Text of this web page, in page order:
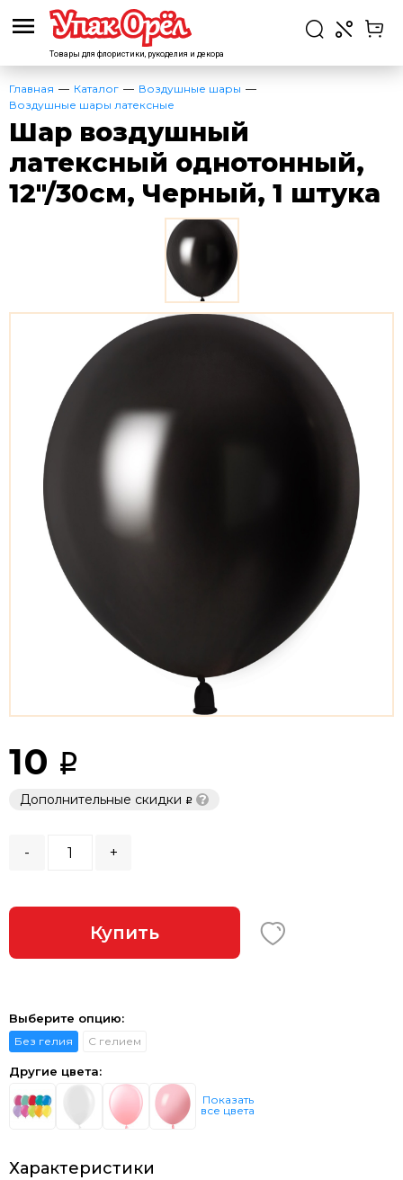
Товары для флористики, рукоделия и декора
Главная Каталог
Воздушные шары
Воздушные шары латексные
Шар воздушный
латексный однотонный,
12″/30см, Черный, 1 штука
10
Дополнительные скидки ?
- +
Купить
Выберите опцию:
Без гелия С гелием
Другие цвета:
Показать
все цвета
Характеристики